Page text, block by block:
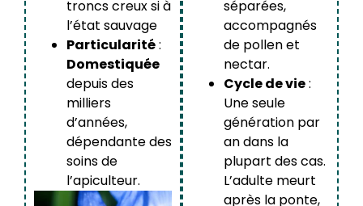
troncs creux si à
l’état sauvage
Particularité:
Domestiquée
depuis des
milliers
d’années,
dépendante des
soins de
l’apiculteur.
séparées,
accompagnés
de pollen et
nectar.
Cycle de vie:
Une seule
génération par
an dans la
plupart des cas.
L’adulte meurt
après la ponte,